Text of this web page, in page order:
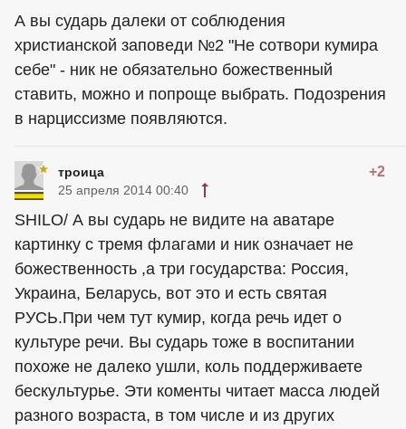
А вы сударь далеки от соблюдения
христианской заповеди №2 "Не сотвори кумира
себе" - ник не обязательно божественный
ставить, можно и попроще выбрать. Подозрения
в нарциссизме появляются.
троица +2
25 апреля 2014 00:40
SHILO/ А вы сударь не видите на аватаре
картинку с тремя флагами и ник означает не
божественность ,а три государства: Россия,
Украина, Беларусь, вот это и есть святая
РУСЬ.При чем тут кумир, когда речь идет о
культуре речи. Вы сударь тоже в воспитании
похоже не далеко ушли, коль поддерживаете
бескультурье. Эти коменты читает масса людей
разного возраста, в том числе и из других